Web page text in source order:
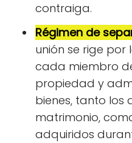
contraiga.
Régimen de
unión se rige por
cada miembro
propiedad y
bienes, tanto los
matrimonio,
adquiridos